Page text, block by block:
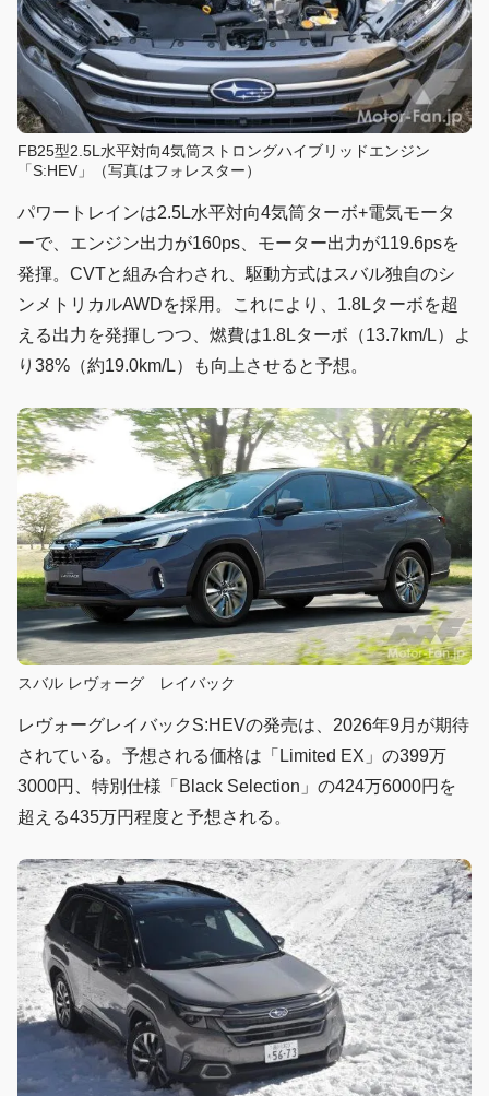
FB25型2.5L水平対向4気筒ストロングハイブリッドエンジン
「S:HEV」（写真はフォレスター）
パワートレインは2.5L水平対向4気筒ターボ+電気モータ
ーで、エンジン出力が160ps、モーター出力が119.6psを
発揮。CVTと組み合わされ、駆動方式はスバル独自のシ
ンメトリカルAWDを採用。これにより、1.8Lターボを超
える出力を発揮しつつ、燃費は1.8Lターボ（13.7km/L）よ
り38%（約19.0km/L）も向上させると予想。
スバル レヴォーグ レイバック
レヴォーグレイバックS:HEVの発売は、2026年9月が期待
されている。予想される価格は「Limited EX」の399万
3000円、特別仕様「Black Selection」の424万6000円を
超える435万円程度と予想される。